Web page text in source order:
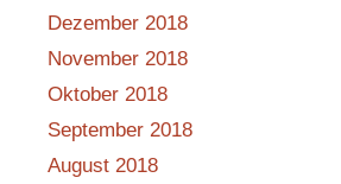
Dezember 2018
November 2018
Oktober 2018
September 2018
August 2018